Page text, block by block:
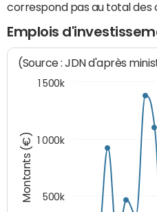
correspond pas au total des
Emplois
Montants (€)
(Source : JDN d'après
500k
1 000k
1 500k